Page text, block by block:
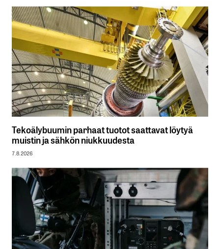
Tekoälybuumin parhaat tuotot saattavat löytyä
muistin ja sähkön niukkuudesta
7.8.2026